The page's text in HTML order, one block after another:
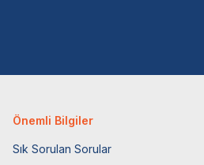
Önemli Bilgiler
Sık Sorulan Sorular